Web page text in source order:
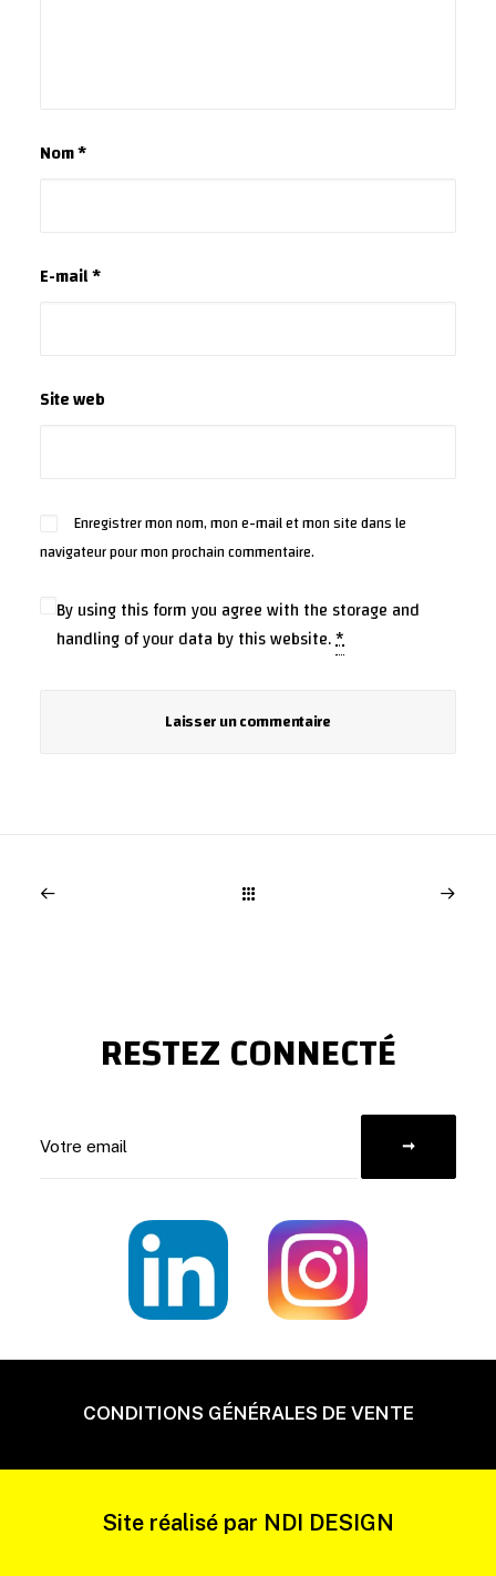
Nom*
E-mail*
Site web
Enregistrer mon nom, mon e-mail et mon site dans le
navigateur pour mon prochain commentaire.
By using this form you agree with the storage and
handling of your data by this website.*
RESTEZ CONNECTÉ
CONDITIONS GÉNÉRALES DE VENTE
Site réalisé par NDI DESIGN